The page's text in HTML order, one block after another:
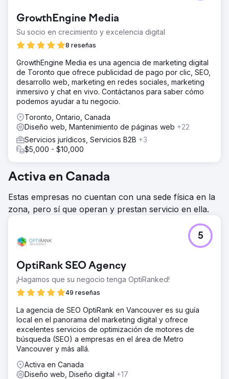
Ir a la página de la agencia
GrowthEngine Media
Su socio en crecimiento y excelencia digital
8 reseñas
GrowthEngine Media es una agencia de marketing digital
de Toronto que ofrece publicidad de pago por clic, SEO,
desarrollo web, marketing en redes sociales, marketing
inmersivo y chat en vivo. Contáctanos para saber cómo
podemos ayudar a tu negocio.
Toronto, Ontario, Canada
Diseño web, Mantenimiento de páginas web +22
Servicios jurídicos, Servicios B2B +3
$5,000 - $10,000
Activa en Canada
Estas empresas no cuentan con una sede física en la
zona, pero sí que operan y prestan servicio en ella.
OptiRank SEO Agency
¡Hagamos que su negocio tenga OptiRanked!
49 reseñas
5
La agencia de SEO OptiRank en Vancouver es su guía
local en el panorama del marketing digital y ofrece
excelentes servicios de optimización de motores de
búsqueda (SEO) a empresas en el área de Metro
Vancouver y más allá.
Activa en Canada
Diseño web, Diseño digital +17